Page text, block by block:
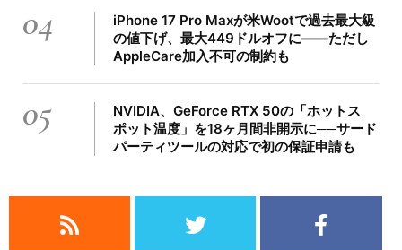
04
iPhone 17 Pro Maxが米Wootで過去最大級
の値下げ、最大449ドルオフに――ただし
AppleCare加入不可の制約も
05
NVIDIA、GeForce RTX 50の「ホットス
ポット温度」を18ヶ月間非開示に──サード
パーティツールの対応で初の保証申請も